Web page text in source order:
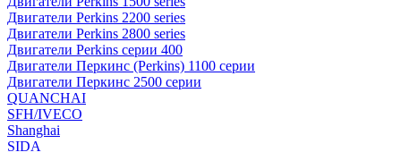
Двигатели Perkins 2200 series
Двигатели Perkins 2800 series
Двигатели Perkins серии 400
Двигатели Перкинс (Perkins) 1100 серии
Двигатели Перкинс 2500 серии
QUANCHAI
SFH/IVECO
Shanghai
SIDA